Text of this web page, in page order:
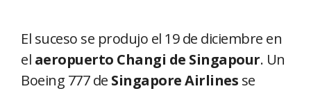
El suceso se produjo el 19 de diciembre en
el aeropuerto Changi de Singapour. Un
Boeing 777 de Singapore Airlines se